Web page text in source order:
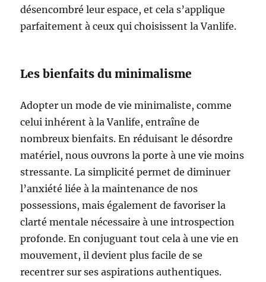
désencombré leur espace, et cela s’applique
parfaitement à ceux qui choisissent la Vanlife.
Les bienfaits du minimalisme
Adopter un mode de vie minimaliste, comme
celui inhérent à la Vanlife, entraîne de
nombreux bienfaits. En réduisant le désordre
matériel, nous ouvrons la porte à une vie moins
stressante. La simplicité permet de diminuer
l’anxiété liée à la maintenance de nos
possessions, mais également de favoriser la
clarté mentale nécessaire à une introspection
profonde. En conjuguant tout cela à une vie en
mouvement, il devient plus facile de se
recentrer sur ses aspirations authentiques.